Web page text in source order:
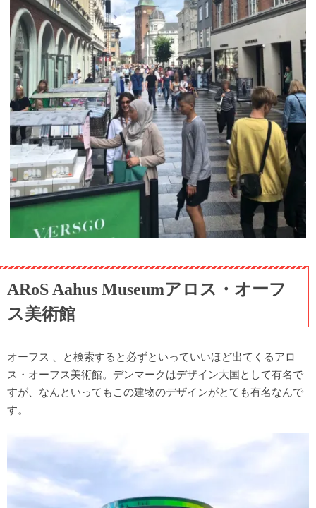
ARoS Aahus Museumアロス・オーフ
ス美術館
オーフス 、と検索すると必ずといっていいほど出てくるアロ
ス・オーフス美術館。デンマークはデザイン大国として有名で
すが、なんといってもこの建物のデザインがとても有名なんで
す。